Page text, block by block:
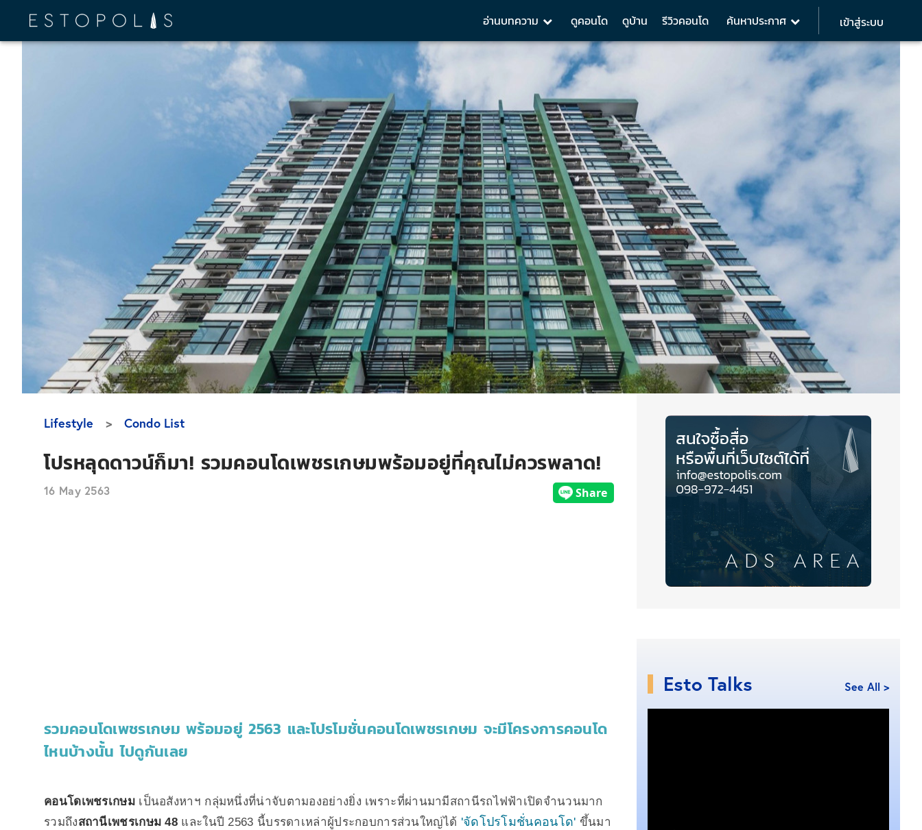
อ่านบทความ ดูคอนโด ดูบ้าน รีวิวคอนโด ค้นหาประกาศ เข้าสู่ระบบ
Lifestyle Condo List
โปรหลุดดาวน์ก็มา! รวมคอนโดเพชรเกษมพร้อมอยู่ที่คุณไม่ควรพลาด!
16 May 2563
รวมคอนโดเพชรเกษม พร้อมอยู่ 2563 และโปรโมชั่นคอนโดเพชรเกษม จะมีโครงการคอนโด
ไหนบ้างนั้น ไปดูกันเลย
คอนโดเพชรเกษมเป็นอสังหาฯ กลุ่มหนึ่งที่น่าจับตามองอย่างยิ่ง เพราะที่ผ่านมามีสถานีรถไฟฟ้าเปิดจำนวนมาก
รวมถึงสถานีเพชรเกษม 48 และในปี 2563 นี้บรรดาเหล่าผู้ประกอบการส่วนใหญ่ได้ 'จัดโปรโมชั่นคอนโด' ขึ้นมา
Esto Talks See All >